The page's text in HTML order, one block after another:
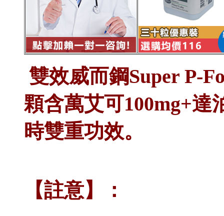
雙效威而鋼Super P-
顆含萬艾可100mg+達
時雙重功效。
【註意】：